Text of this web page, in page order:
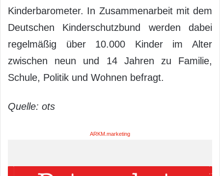
Kinderbarometer. In Zusammenarbeit mit dem
Deutschen Kinderschutzbund werden dabei
regelmäßig über 10.000 Kinder im Alter
zwischen neun und 14 Jahren zu Familie,
Schule, Politik und Wohnen befragt.
Quelle: ots
ARKM.marketing